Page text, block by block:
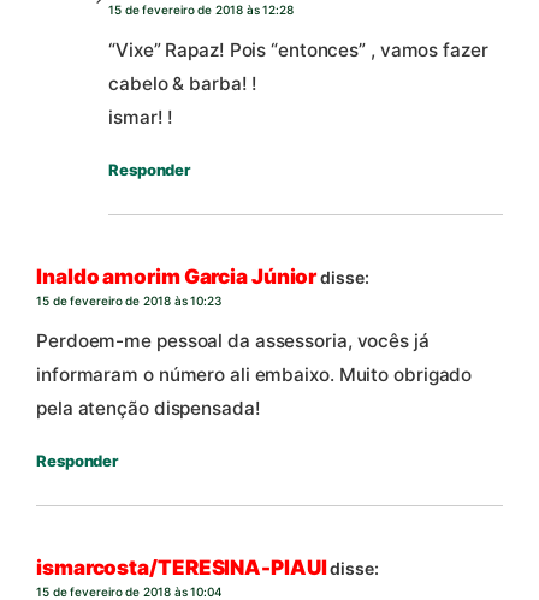
15 de fevereiro de 2018 às 12:28
“Vixe” Rapaz! Pois “entonces” , vamos fazer
cabelo & barba! !
ismar! !
Responder
Inaldo amorim Garcia Júniordisse:
15 de fevereiro de 2018 às 10:23
Perdoem-me pessoal da assessoria, vocês já
informaram o número ali embaixo. Muito obrigado
pela atenção dispensada!
Responder
ismarcosta/TERESINA-PIAUIdisse:
15 de fevereiro de 2018 às 10:04